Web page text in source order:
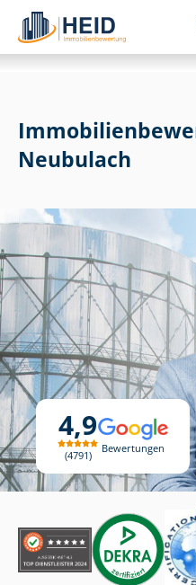
4,9
4791
Bewertungen
Neubulach